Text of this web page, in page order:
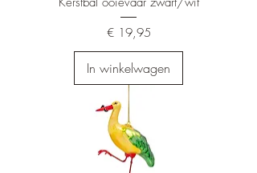
Prijs
€ 19,95
In winkelwagen